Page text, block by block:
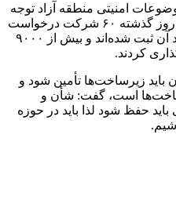
امنیتی منطقه آزاد توجه
ویژه‌ای شده است، گفت: طی ۲۰ روز گذشته ۶۰ شرکت درخواست
سرمایه‌گذاری کرده‌اند که ۲۳ مورد آن ثبت شده‌اند ‌و بیش از ۹۰۰۰
کردند.
باید زیرساخت‌ها تأمین شود و
است، گفت: شأن و
حفظ شود ‌لذا باید در حوزه